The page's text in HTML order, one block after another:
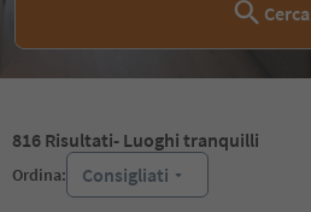
Cerca
816 Risultati- Luoghi tranquilli
Ordina: Consigliati